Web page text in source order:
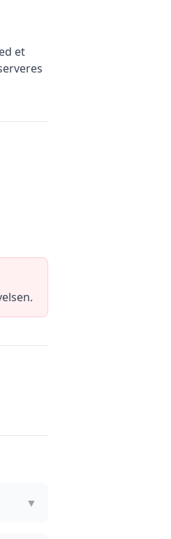
et
▼